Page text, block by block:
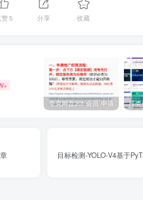
赞5 分享 收藏
夸克网盘20t 会员 申请
目标检测-YOLO-V4基于